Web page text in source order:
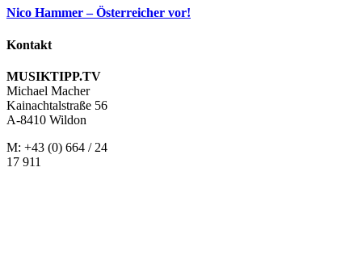
Nico Hammer – Österreicher vor!
Kontakt
MUSIKTIPP.TV
Michael Macher
Kainachtalstraße 56
A-8410 Wildon
M: +43 (0) 664 / 24
17 911